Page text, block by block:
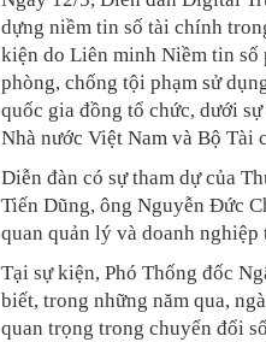
dựng niềm tin số tài chính
kiện do Liên minh Niềm tin số
phòng, chống tội phạm sử
quốc gia đồng tổ chức, dưới
Nhà nước Việt Nam và Bộ Tài
Diễn đàn có sự tham dự của
Tiến Dũng, ông Nguyễn Đức
quan quản lý và doanh nghiệp
Tại sự kiện, Phó Thống đốc
biết, trong những năm qua,
quan trọng trong chuyển đổi